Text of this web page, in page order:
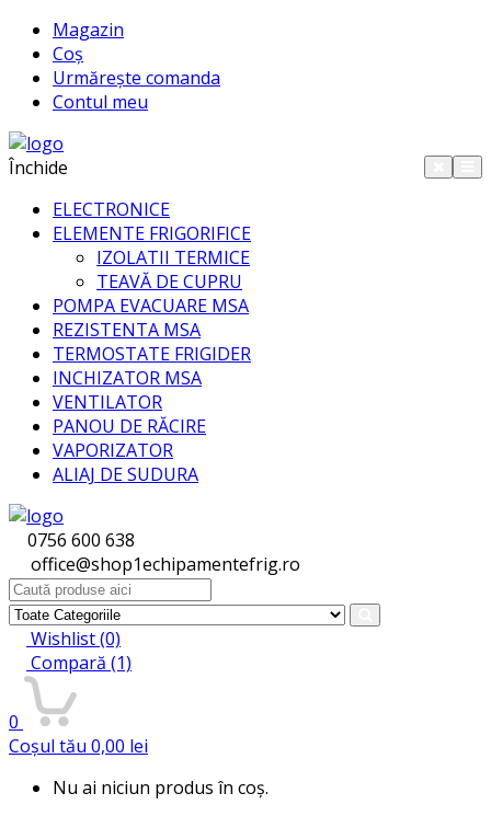
Magazin
Coș
Urmărește comanda
Contul meu
Închide
ELECTRONICE
ELEMENTE FRIGORIFICE
IZOLATII TERMICE
TEAVĂ DE CUPRU
POMPA EVACUARE MSA
REZISTENTA MSA
TERMOSTATE FRIGIDER
INCHIZATOR MSA
VENTILATOR
PANOU DE RĂCIRE
VAPORIZATOR
ALIAJ DE SUDURA
0756 600 638
office@shop1echipamentefrig.ro
Search
for:
Wishlist(0)
Compară (1)
0
Coșul tău 0,00 lei
Nu ai niciun produs în coș.